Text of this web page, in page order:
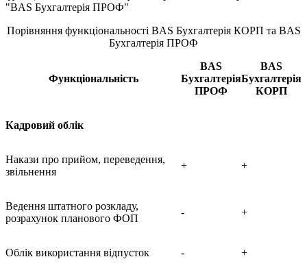
"BAS Бухгалтерія ПРОФ"
Порівняння функціональності BAS Бухгалтерія КОРП та BAS
Бухгалтерія ПРОФ
Функціональність
BAS
Бухгалтерія
ПРОФ
BAS
Бухгалтерія
КОРП
Кадровий облік
Накази про прийом, переведення,
звільнення
+ +
Ведення штатного розкладу,
розрахунок планового ФОП
- +
Облік використання відпусток - +